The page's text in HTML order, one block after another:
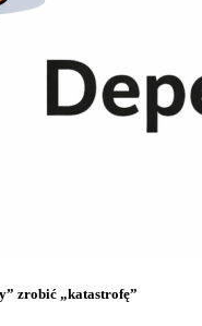
zrobić „katastrofę”